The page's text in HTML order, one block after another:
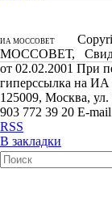
ИА МОССОВЕТ
МОССОВЕТ,
от 02.02.2001 При
гиперссылка на
125009, Москва,
903 772 39 20 E-
RSS
В закладки